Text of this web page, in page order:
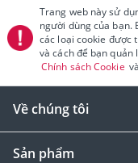
Trang web này sử
người dùng của bạn.
các loại cookie được
và cách để bạn
Chính sách Cookie và
Về chúng tôi
Sản phẩm